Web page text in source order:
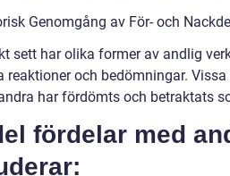
Genomgång av För- och
sett har olika former av andlig
reaktioner och bedömningar.
har fördömts och betraktats
fördelar med